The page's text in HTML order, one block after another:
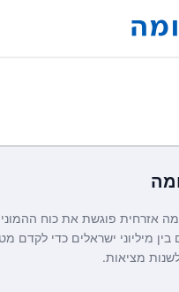
אזרחית פוגשת את כוח
בין מיליוני ישראלים כדי לקדם
מציאות.